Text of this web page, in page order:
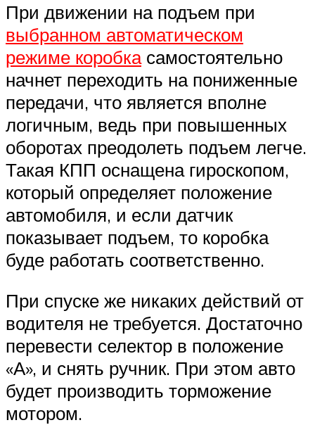
При движении на подъем при
выбранном автоматическом
режиме коробкасамостоятельно
начнет переходить на пониженные
передачи, что является вполне
логичным, ведь при повышенных
оборотах преодолеть подъем легче.
Такая КПП оснащена гироскопом,
который определяет положение
автомобиля, и если датчик
показывает подъем, то коробка
буде работать соответственно.
При спуске же никаких действий от
водителя не требуется. Достаточно
перевести селектор в положение
«А», и снять ручник. При этом авто
будет производить торможение
мотором.